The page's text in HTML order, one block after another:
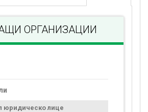
ОРГАНИЗАЦИИ
юридическо лице